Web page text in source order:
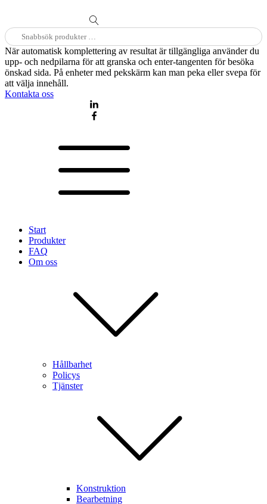
Sök
efter:
När automatisk komplettering av resultat är tillgängliga använder du
upp- och nedpilarna för att granska och enter-tangenten för besöka
önskad sida. På enheter med pekskärm kan man peka eller svepa för
att välja innehåll.
Kontakta oss
Start
Produkter
FAQ
Om oss
Hållbarhet
Policys
Tjänster
Konstruktion
Bearbetning